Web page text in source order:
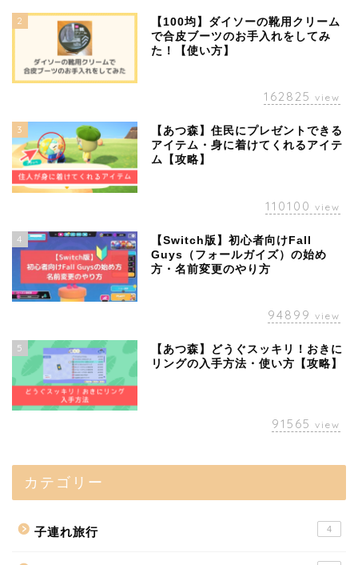
2
【100均】ダイソーの靴用クリーム
で合皮ブーツのお手入れをしてみ
た！【使い方】
162825 view
3
【あつ森】住民にプレゼントできる
アイテム・身に着けてくれるアイテ
ム【攻略】
110100 view
4
【Switch版】初心者向けFall
Guys（フォールガイズ）の始め
方・名前変更のやり方
94899 view
5
【あつ森】どうぐスッキリ！おきに
リングの入手方法・使い方【攻略】
91565 view
カテゴリー
子連れ旅行 4